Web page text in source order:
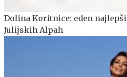
Dolina Koritnice: eden
Julijskih Alpah